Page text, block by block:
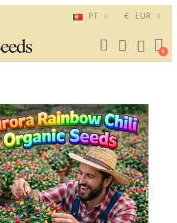
PT € EUR